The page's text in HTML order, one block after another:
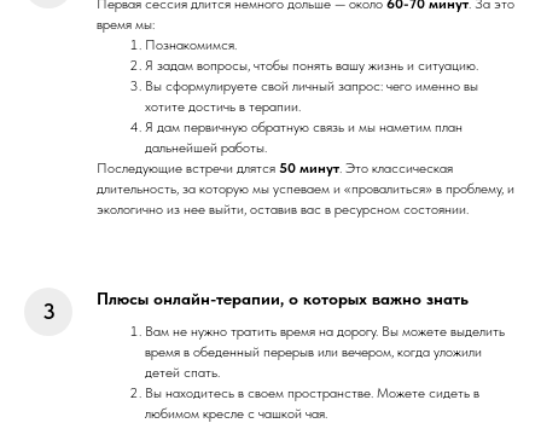
Первая сессия длится немного дольше — около 60-70 минут. За это
время мы:
Познакомимся.
Я задам вопросы, чтобы понять вашу жизнь и ситуацию.
Вы сформулируете свой личный запрос: чего именно вы
хотите достичь в терапии.
Я дам первичную обратную связь и мы наметим план
дальнейшей работы.
Последующие встречи длятся 50 минут. Это классическая
длительность, за которую мы успеваем и «провалиться» в проблему, и
экологично из нее выйти, оставив вас в ресурсном состоянии.
Плюсы онлайн-терапии, о которых важно знать
Вам не нужно тратить время на дорогу. Вы можете выделить
время в обеденный перерыв или вечером, когда уложили
детей спать.
Вы находитесь в своем пространстве. Можете сидеть в
любимом кресле с чашкой чая.